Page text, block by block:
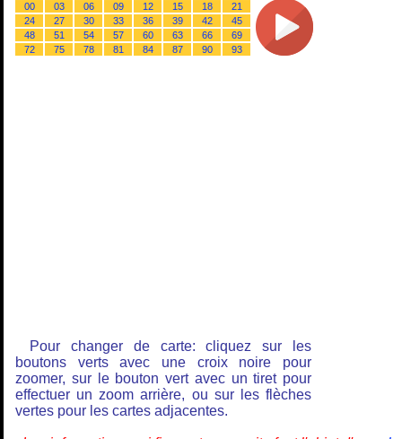
00 03 06 09 12 15 18
21
24
27 30 33 36 39 42
45
48
51 54 57 60 63 66
69
72
75 78 81 84 87 90 93
Pour changer de carte: cliquez sur les
boutons verts avec une croix noire pour
zoomer, sur le bouton vert avec un tiret pour
effectuer un zoom arrière, ou sur les flèches
vertes pour les cartes adjacentes.